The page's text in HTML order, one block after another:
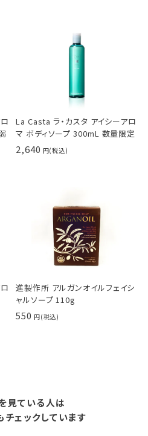
La Casta ラ・カスタ アイシーアロ
マ ボディソープ 300mL 数量限定
2,640
進製作所 アルガンオイルフェイシ
ャルソープ 110g
550
見ている人は
チェックしています